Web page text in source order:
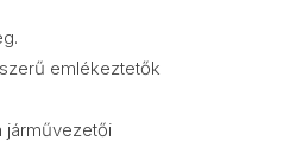
emlékeztetők
járművezetői